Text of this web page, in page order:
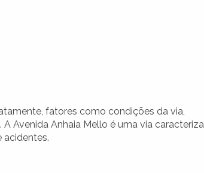
fatores como condições da via,
Avenida Anhaia Mello é uma via
acidentes.